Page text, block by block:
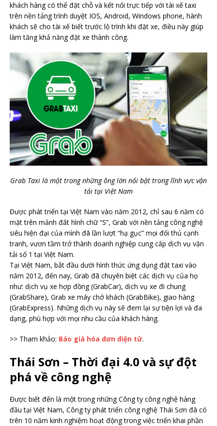
khách hàng có thể đặt chỗ và kết nối trực tiếp với tài xế taxi
trên nền tảng trình duyệt IOS, Android, Windows phone, hành
khách sẽ cho tài xế biết trước lộ trình khi đặt xe, điều này giúp
làm tăng khả năng đặt xe thành công.
Grab Taxi là một trong những ông lớn nổi bật trong lĩnh vực vận
tải tại Việt Nam
Được phát triển tại Việt Nam vào năm 2012, chỉ sau 6 năm có
mặt trên mảnh đất hình chữ “S”, Grab với nền tảng công nghệ
siêu hiện đại của mình đã lần lượt “hạ gục” mọi đối thủ cạnh
tranh, vươn tầm trở thành doanh nghiệp cung cấp dịch vụ vận
tải số 1 tại Việt Nam.
Tại Việt Nam, bắt đầu dưới hình thức ứng dụng đặt taxi vào
năm 2012, đến nay, Grab đã chuyên biệt các dịch vụ của họ
như: dịch vụ xe hợp đồng (GrabCar), dịch vụ xe đi chung
(GrabShare), Grab xe máy chở khách (GrabBike), giao hàng
(GrabExpress). Những dịch vụ này sẽ đem lại sự tiện lợi và đa
dạng, phù hợp với mọi nhu cầu của khách hàng.
>> Tham khảo: Báo giá hóa đơn điện tử.
Thái Sơn – Thời đại 4.0 và sự đột
phá về công nghệ
Được biết đến là một trong những Công ty công nghệ hàng
đầu tại Việt Nam, Công ty phát triển công nghệ Thái Sơn đã có
trên 10 năm kinh nghiệm hoạt động trong việc triển khai phần